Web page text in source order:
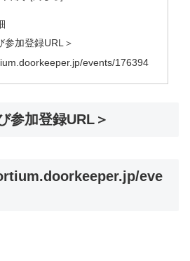
参加登録URL＞
events/176394
参加登録URL＞
eve